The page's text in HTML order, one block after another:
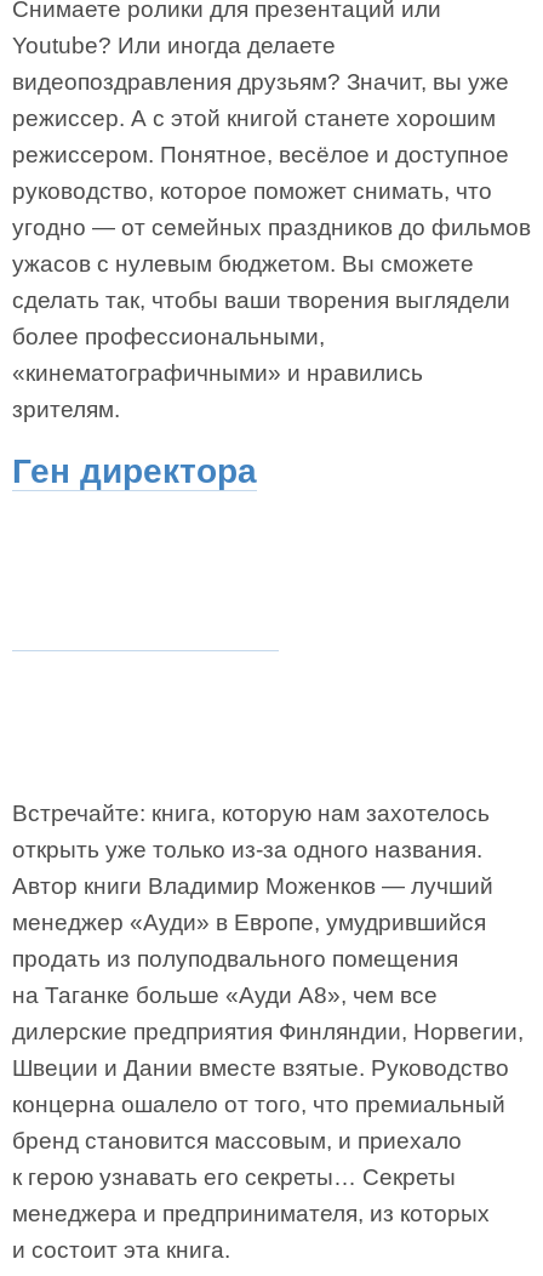
Снимаете ролики для презентаций или
Youtube? Или иногда делаете
видеопоздравления друзьям? Значит, вы уже
режиссер. А с этой книгой станете хорошим
режиссером. Понятное, весёлое и доступное
руководство, которое поможет снимать, что
угодно — от семейных праздников до фильмов
ужасов с нулевым бюджетом. Вы сможете
сделать так, чтобы ваши творения выглядели
более профессиональными,
«кинематографичными» и нравились
зрителям.
Ген директора
Встречайте: книга, которую нам захотелось
открыть уже только из-за одного названия.
Автор книги Владимир Моженков — лучший
менеджер «Ауди» в Европе, умудрившийся
продать из полуподвального помещения
на Таганке больше «Ауди А8», чем все
дилерские предприятия Финляндии, Норвегии,
Швеции и Дании вместе взятые. Руководство
концерна ошалело от того, что премиальный
бренд становится массовым, и приехало
к герою узнавать его секреты… Секреты
менеджера и предпринимателя, из которых
и состоит эта книга.